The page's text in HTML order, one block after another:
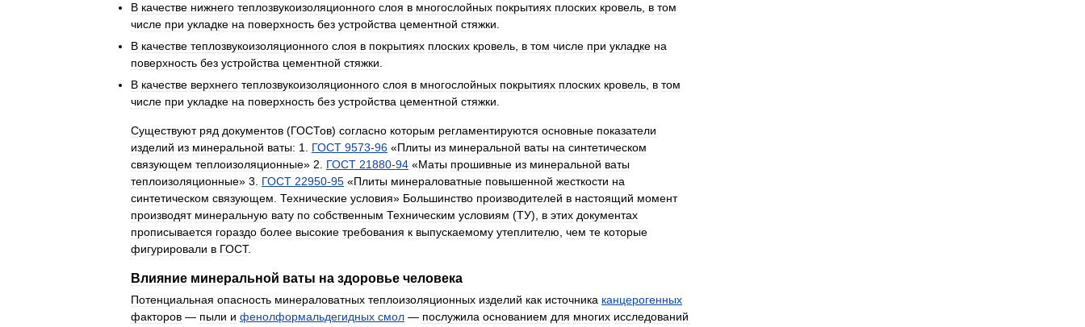
В качестве нижнего теплозвукоизоляционного слоя в многослойных покрытиях плоских кровель, в том
числе при укладке на поверхность без устройства цементной стяжки.
В качестве теплозвукоизоляционного слоя в покрытиях плоских кровель, в том числе при укладке на
поверхность без устройства цементной стяжки.
В качестве верхнего теплозвукоизоляционного слоя в многослойных покрытиях плоских кровель, в том
числе при укладке на поверхность без устройства цементной стяжки.
Существуют ряд документов (ГОСТов) согласно которым регламентируются основные показатели
изделий из минеральной ваты: 1. ГОСТ 9573-96 «Плиты из минеральной ваты на синтетическом
связующем теплоизоляционные» 2. ГОСТ 21880-94 «Маты прошивные из минеральной ваты
теплоизоляционные» 3. ГОСТ 22950-95 «Плиты минераловатные повышенной жесткости на
синтетическом связующем. Технические условия» Большинство производителей в настоящий момент
производят минеральную вату по собственным Техническим условиям (ТУ), в этих документах
прописывается гораздо более высокие требования к выпускаемому утеплителю, чем те которые
фигурировали в ГОСТ.
Влияние минеральной ваты на здоровье человека
Потенциальная опасность минераловатных теплоизоляционных изделий как источника канцерогенных
факторов — пыли и фенолформальдегидных смол — послужила основанием для многих исследований